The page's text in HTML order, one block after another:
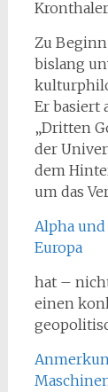
Zu
bislang
Er basiert
„Dritten
der
dem
um das
Alpha
Europa
hat –
einen